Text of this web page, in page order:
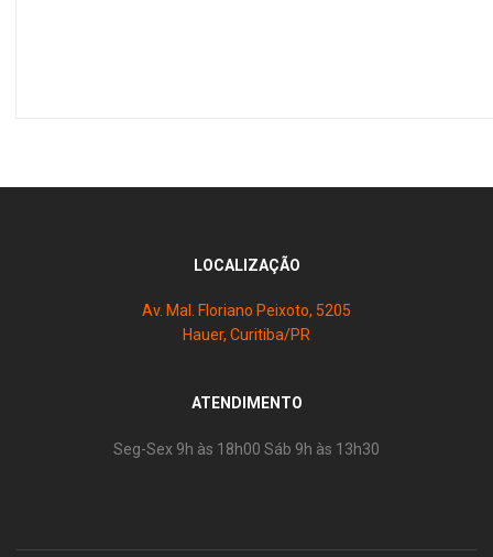
LOCALIZAÇÃO
Av. Mal. Floriano Peixoto, 5205
Hauer, Curitiba/PR
ATENDIMENTO
Seg-Sex 9h às 18h00 Sáb 9h às 13h30